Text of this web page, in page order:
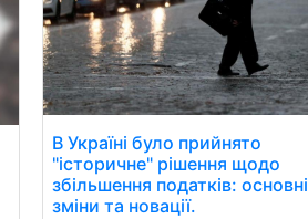
В Україні було прийнято
"історичне" рішення щодо
збільшення податків: основні
зміни та новації.